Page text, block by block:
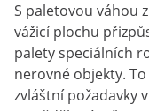
S paletovou váhou
vážicí plochu
palety speciálních
nerovné objekty.
zvláštní požadavky